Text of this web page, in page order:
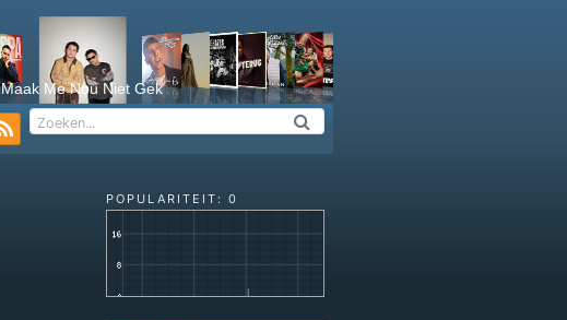
Maak Me Nou Niet Gek
POPULARITEIT: 0